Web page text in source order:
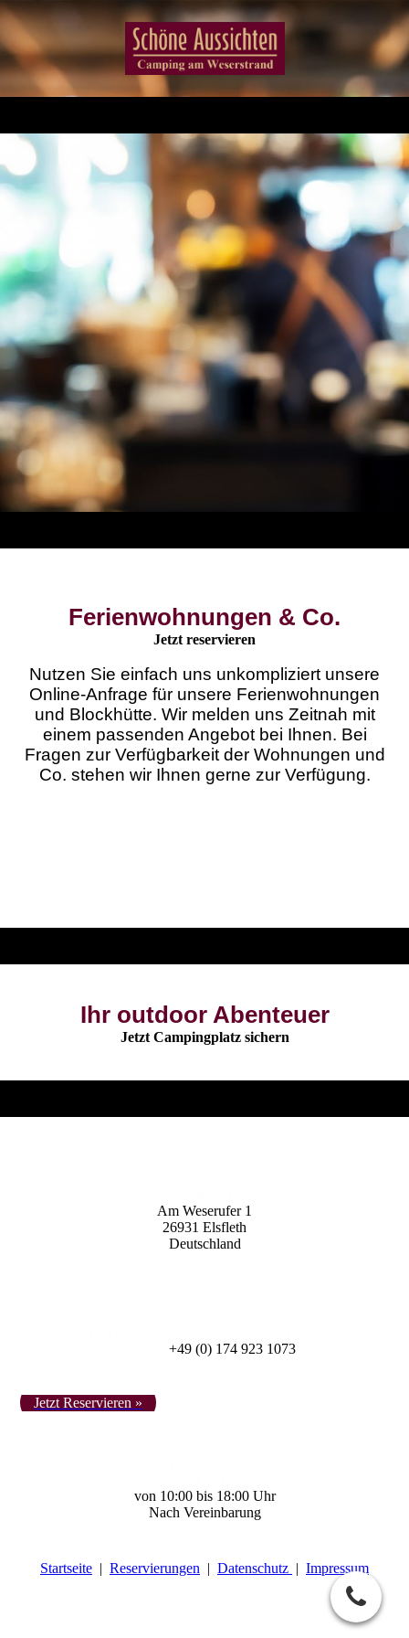
Ferienwohnungen & Co.
Jetzt reservieren
Nutzen Sie einfach uns unkompliziert unsere
Online-Anfrage für unsere Ferienwohnungen
und Blockhütte. Wir melden uns Zeitnah mit
einem passenden Angebot bei Ihnen. Bei
Fragen zur Verfügbarkeit der Wohnungen und
Co. stehen wir Ihnen gerne zur Verfügung.
Ihr outdoor Abenteuer
Jetzt Camping­platz sichern
Am Weserufer 1
26931 Elsfleth
Deutschland
+49 (0) 174 923 1073
Jetzt Reservieren »
von 10:00 bis 18:00 Uhr
Nach Vereinbarung
Startseite | Reservierungen | Datenschutz | Impressum